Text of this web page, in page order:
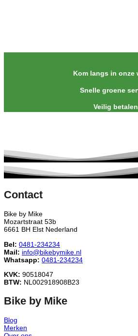
Kom langs in onze
Snelle groene
Veilig betalen
Contact
Bike by Mike
Mozartstraat 53b
6661 BH Elst Nederland
Bel: 0481-234234
Mail: info@bikebymike.nl
Whatsapp: 0481-234234
KVK: 90518047
BTW: NL002918908B23
Bike by Mike
Blog
Merken